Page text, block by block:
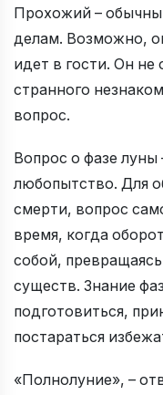
Прохожий –
делам. Возможно,
идет в гости. Он не
странного
вопрос.
Вопрос о фазе луны
любопытство. Для
смерти, вопрос
время, когда
собой,
существ. Знание
подготовиться,
постараться
«Полнолуние», –